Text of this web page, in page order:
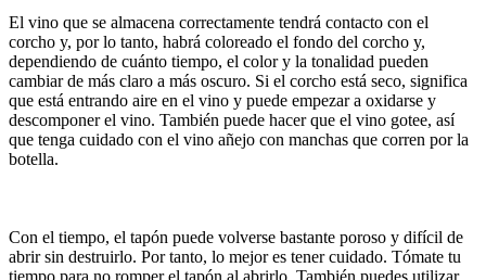
El vino que se almacena correctamente tendrá contacto con el
corcho y, por lo tanto, habrá coloreado el fondo del corcho y,
dependiendo de cuánto tiempo, el color y la tonalidad pueden
cambiar de más claro a más oscuro. Si el corcho está seco, significa
que está entrando aire en el vino y puede empezar a oxidarse y
descomponer el vino. También puede hacer que el vino gotee, así
que tenga cuidado con el vino añejo con manchas que corren por la
botella.
Con el tiempo, el tapón puede volverse bastante poroso y difícil de
abrir sin destruirlo. Por tanto, lo mejor es tener cuidado. Tómate tu
tiempo para no romper el tapón al abrirlo. También puedes utilizar